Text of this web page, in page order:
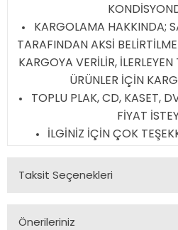
KARGOLAMA HAKKINDA;
TARAFINDAN AKSİ
KARGOYA VERİLİR,
ÜRÜNLER İÇİN
TOPLU PLAK, CD, KASET,
FİYAT
İLGİNİZ İÇİN ÇOK
Taksit Seçenekleri
Önerileriniz